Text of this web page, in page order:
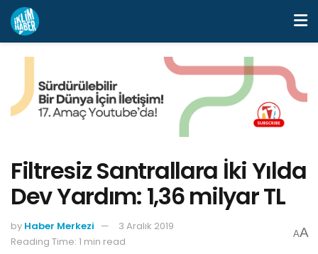
Filtresiz Santrallara İki Yılda
Dev Yardım: 1,36 milyar TL
by Haber Merkezi
3 Aralık 2019
Reading Time: 1 min read
AA